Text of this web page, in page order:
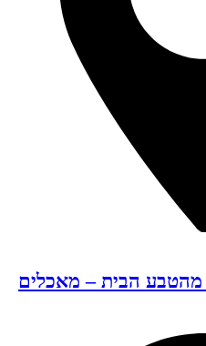
הבית – מאכלים